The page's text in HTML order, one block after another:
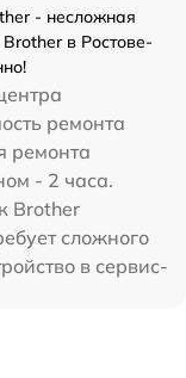
- несложная
в Ростове-
ремонта
ремонта
- 2 часа.
Brother
сложного
в сервис-